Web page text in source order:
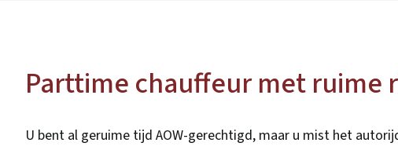
Parttime chauffeur met ruime
U bent al geruime tijd AOW-gerechtigd, maar u mist het